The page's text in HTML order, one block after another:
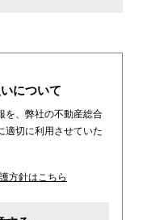
について
を、弊社の不動産総合
適切に利用させていた
方針はこちら